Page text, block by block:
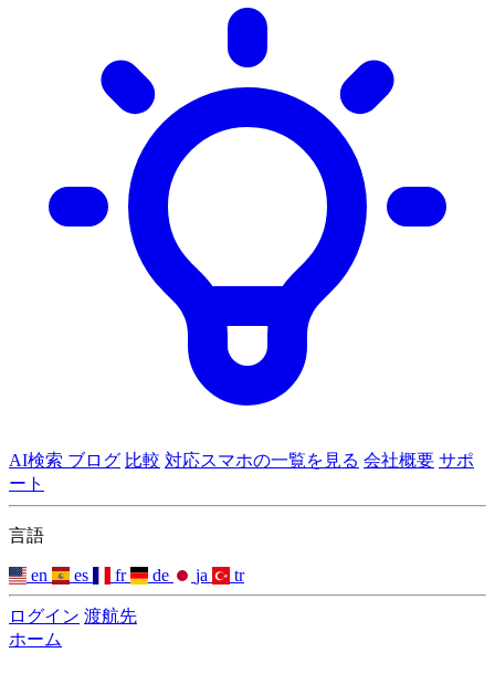
AI検索 ブログ 比較 対応スマホの一覧を見る 会社概要 サポ
ート
言語
en es fr de ja tr
ログイン 渡航先
ホーム